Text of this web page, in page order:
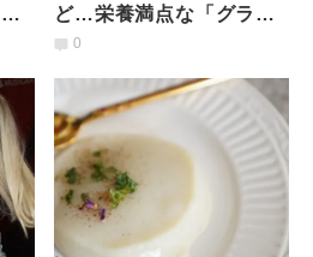
ど…栄養満点な「グラノ
ーラ」の落とし穴とは？
0